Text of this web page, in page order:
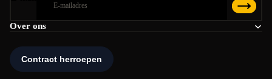
Over ons